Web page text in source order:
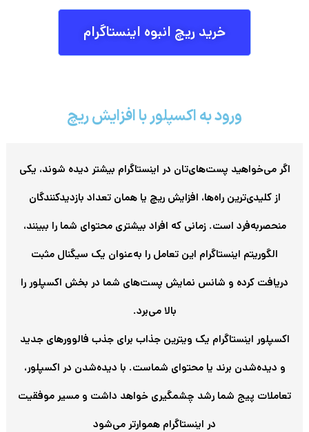
خرید ریچ انبوه اینستاگرام
ورود به اکسپلور با افزایش ریچ
اگر می‌خواهید پست‌های‌تان در اینستاگرام بیشتر دیده شوند، یکی
از کلیدی‌ترین راه‌ها، افزایش ریچ یا همان تعداد بازدیدکنندگان
منحصربه‌فرد است. زمانی که افراد بیشتری محتوای شما را ببینند،
الگوریتم اینستاگرام این تعامل را به‌عنوان یک سیگنال مثبت
دریافت کرده و شانس نمایش پست‌های شما در بخش اکسپلور را
بالا می‌برد.
اکسپلور اینستاگرام یک ویترین جذاب برای جذب فالوورهای جدید
و دیده‌شدن برند یا محتوای شماست. با دیده‌شدن در اکسپلور،
تعاملات پیج شما رشد چشمگیری خواهد داشت و مسیر موفقیت
در اینستاگرام هموارتر می‌شود